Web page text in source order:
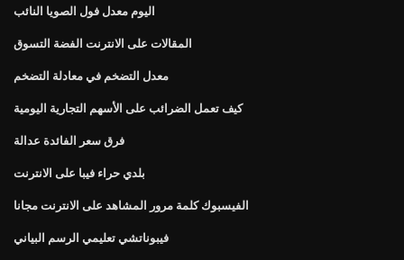
اليوم معدل فول الصويا النائب
المقالات على الانترنت الفضة التسوق
معدل التضخم في معادلة التضخم
كيف تعمل الضرائب على الأسهم التجارية اليومية
فرق سعر الفائدة عدالة
بلدي حراء فيبا على الانترنت
الفيسبوك كلمة مرور المشاهد على الانترنت مجانا
فيبوناتشي تعليمي الرسم البياني